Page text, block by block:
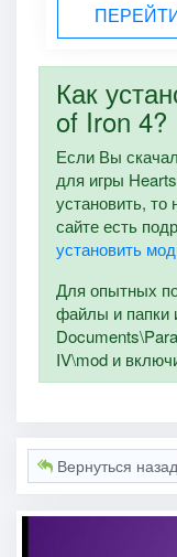
Как
of Iron 4?
Если Вы
для игры
установить,
сайте есть
установить
Для опытных
файлы и папки
IV\mod и
Вернуться назад